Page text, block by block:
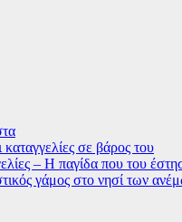
σε βάρος του
– Η παγίδα που του
γάμος στο νησί των